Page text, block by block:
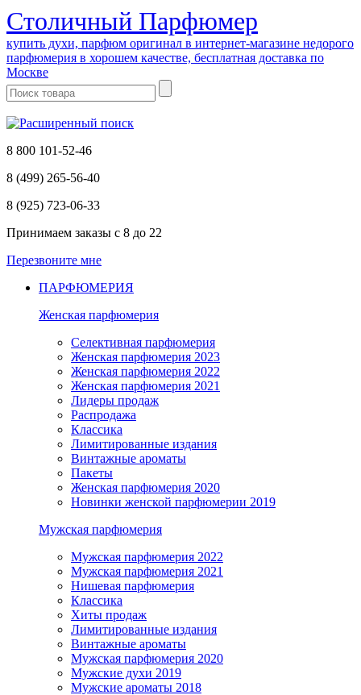
Cтоличный Парфюмер
купить духи, парфюм оригинал в интернет-магазине недорого
парфюмерия в хорошем качестве, бесплатная доставка по
Москве
8 800 101-52-46
8 (499) 265-56-40
8 (925) 723-06-33
Принимаем заказы с 8 до 22
Перезвоните мне
ПАРФЮМЕРИЯ
Женская парфюмерия
Селективная парфюмерия
Женская парфюмерия 2023
Женская парфюмерия 2022
Женская парфюмерия 2021
Лидеры продаж
Распродажа
Классика
Лимитированные издания
Винтажные ароматы
Пакеты
Женская парфюмерия 2020
Новинки женской парфюмерии 2019
Мужская парфюмерия
Мужская парфюмерия 2022
Мужская парфюмерия 2021
Нишевая парфюмерия
Классика
Хиты продаж
Лимитированные издания
Винтажные ароматы
Мужская парфюмерия 2020
Мужские духи 2019
Мужские ароматы 2018